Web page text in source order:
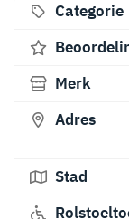
Categorie
Merk
Adres
Stad